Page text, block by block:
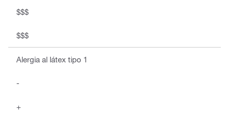
$$$
$$$
Alergia al látex tipo 1
-
+